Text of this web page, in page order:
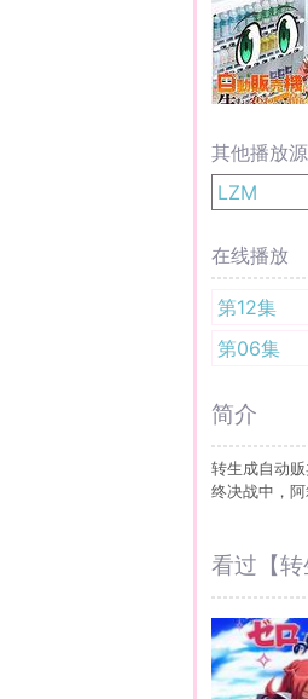
其他播放源
LZM
在线播放
第12集
第06集
简介
转生成自动
终决战中，
看过【